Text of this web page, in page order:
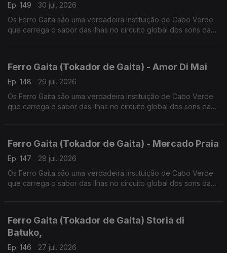
Ep. 149
30 jul. 2026
Os Ferro Gaita são uma verdadeira instituição de Cabo Verde
que carrega o sabor das ilhas no circuito global dos sons da
Ferro Gaita (Tokador de Gaita) - Amor Di Mai
Ep. 148
29 jul. 2026
Os Ferro Gaita são uma verdadeira instituição de Cabo Verde
que carrega o sabor das ilhas no circuito global dos sons da
Ferro Gaita (Tokador de Gaita) - Mercado Praia
Ep. 147
28 jul. 2026
Os Ferro Gaita são uma verdadeira instituição de Cabo Verde
que carrega o sabor das ilhas no circuito global dos sons da
Ferro Gaita (Tokador de Gaita) Storia di
Batuko,
Ep. 146
27 jul. 2026